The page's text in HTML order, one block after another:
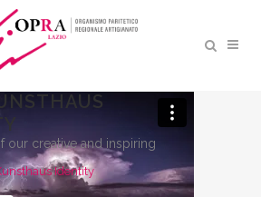
our creative and inspiring
Identity